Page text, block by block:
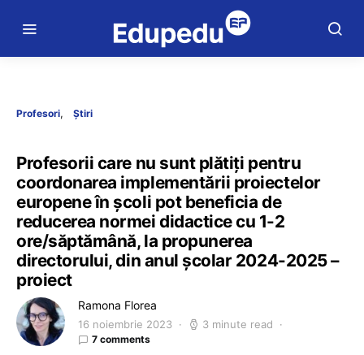
Profesori Știri
Profesorii care nu sunt plătiţi pentru
coordonarea implementării proiectelor
europene în școli pot beneficia de
reducerea normei didactice cu 1-2
ore/săptămână, la propunerea
directorului, din anul şcolar 2024-2025 –
proiect
Ramona Florea
16 noiembrie 2023 3 minute read
7 comments